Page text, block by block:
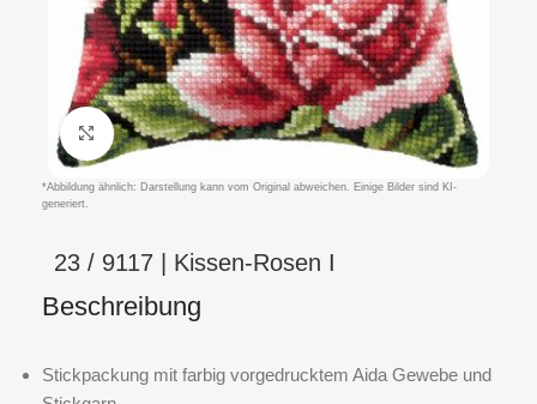
Klicken um zu vergrößern
*Abbildung ähnlich: Darstellung kann vom Original abweichen. Einige Bilder sind KI-
generiert.
23 / 9117 | Kissen-Rosen I
Beschreibung
Stickpackung mit farbig vorgedrucktem Aida Gewebe und